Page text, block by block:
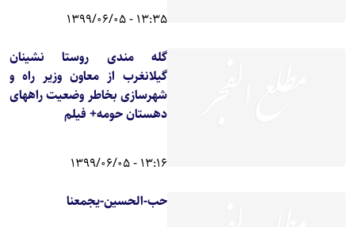
13:35 - 1399/06/05
گله مندی روستا نشینان
گیلانغرب از معاون وزیر راه و
شهرسازی بخاطر وضعیت راههای
دهستان حومه+ فیلم
13:16 - 1399/06/05
حب-الحسین-یجمعنا